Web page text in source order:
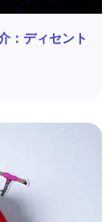
：ディセント